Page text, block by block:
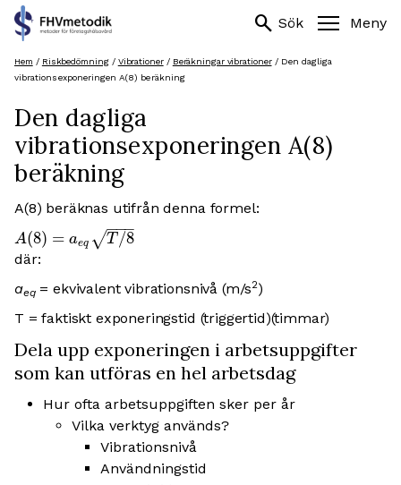
Hoppa
till
search Sök Meny
Sök
efter:
search
Hem / Riskbedömning/ Vibrationer/ Beräkningar vibrationer/ Den dagliga
vibrationsexponeringen A(8) beräkning
Den dagliga
vibrationsexponeringen A(8)
beräkning
A(8) beräknas utifrån denna formel:
A(8) = aeq T /8
− −
−
√
där:
aeq= ekvivalent vibrationsnivå (m/s2)
T = faktiskt exponeringstid (triggertid)(timmar)
Dela upp exponeringen i arbetsuppgifter
som kan utföras en hel arbetsdag
Hur ofta arbetsuppgiften sker per år
Vilka verktyg används?
Vibrationsnivå
Användningstid